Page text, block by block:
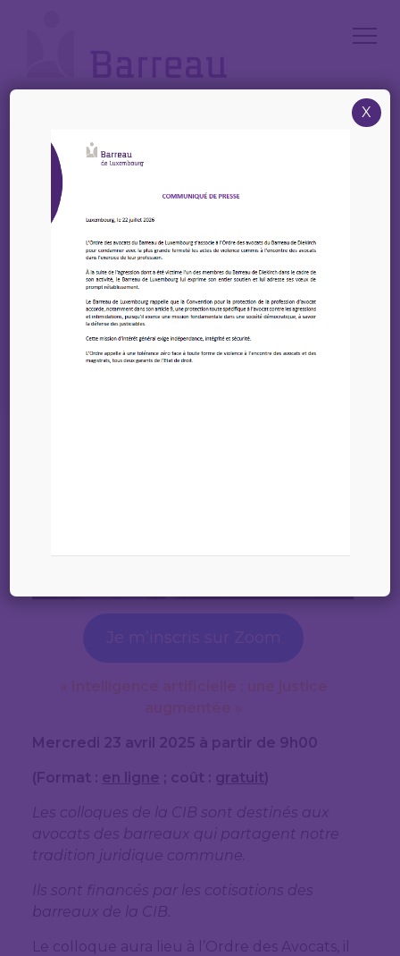
Accueil News
/
Colloque : « Intelligence artificielle : une justice augmentée »
Colloque : « Intelligence
artificielle : une justice
augmentée »
Je m’inscris sur Zoom
« Intelligence artificielle : une justice
augmentée »
Mercredi 23 avril 2025 à partir de 9h00
(Format : en ligne ; coût : gratuit)
Les colloques de la CIB sont destinés aux
avocats des barreaux qui partagent notre
tradition juridique commune.
Ils sont financés par les cotisations des
barreaux de la CIB.
Le colloque aura lieu à l’Ordre des Avocats, il
X